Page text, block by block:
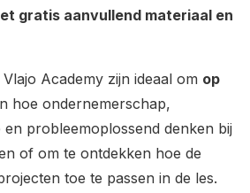
gratis aanvullend materiaal en
Academy zijn ideaal om op
hoe ondernemerschap,
probleemoplossend denken bij
of om te ontdekken hoe de
toe te passen in de les.